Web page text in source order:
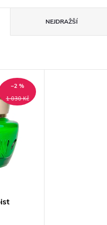
NEJDRAŽŠÍ
1 030 Kč
–2 %